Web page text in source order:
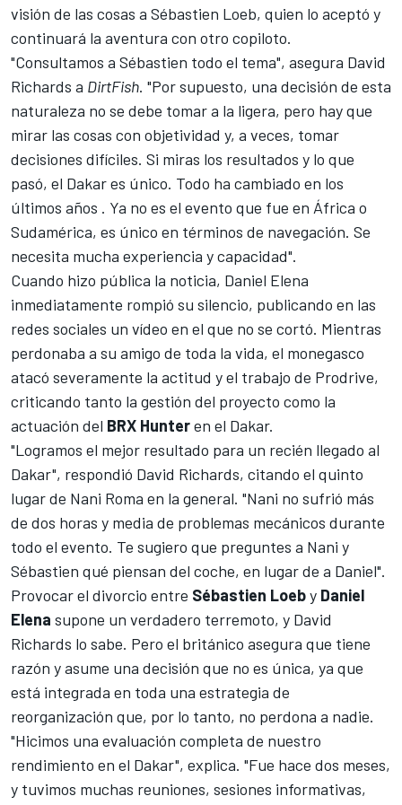
visión de las cosas a Sébastien Loeb, quien lo aceptó y
continuará la aventura con otro copiloto.
"Consultamos a Sébastien todo el tema", asegura David
Richards a DirtFish. "Por supuesto, una decisión de esta
naturaleza no se debe tomar a la ligera, pero hay que
mirar las cosas con objetividad y, a veces, tomar
decisiones difíciles. Si miras los resultados y lo que
pasó, el Dakar es único. Todo ha cambiado en los
últimos años . Ya no es el evento que fue en África o
Sudamérica, es único en términos de navegación. Se
necesita mucha experiencia y capacidad".
Cuando hizo pública la noticia, Daniel Elena
inmediatamente rompió su silencio, publicando en las
redes sociales un vídeo en el que no se cortó. Mientras
perdonaba a su amigo de toda la vida, el monegasco
atacó severamente la actitud y el trabajo de Prodrive,
criticando tanto la gestión del proyecto como la
actuación del BRX Hunteren el Dakar.
"Logramos el mejor resultado para un recién llegado al
Dakar", respondió David Richards, citando el quinto
lugar de Nani Roma en la general. "Nani no sufrió más
de dos horas y media de problemas mecánicos durante
todo el evento. Te sugiero que preguntes a Nani y
Sébastien qué piensan del coche, en lugar de a Daniel".
Provocar el divorcio entre Sébastien Loeby Daniel
Elena supone un verdadero terremoto, y David
Richards lo sabe. Pero el británico asegura que tiene
razón y asume una decisión que no es única, ya que
está integrada en toda una estrategia de
reorganización que, por lo tanto, no perdona a nadie.
"Hicimos una evaluación completa de nuestro
rendimiento en el Dakar", explica. "Fue hace dos meses,
y tuvimos muchas reuniones, sesiones informativas,